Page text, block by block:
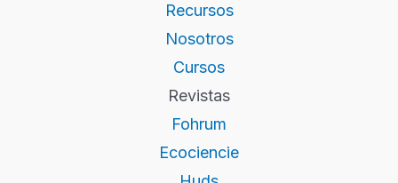
Recursos
Nosotros
Cursos
Revistas
Fohrum
Ecociencie